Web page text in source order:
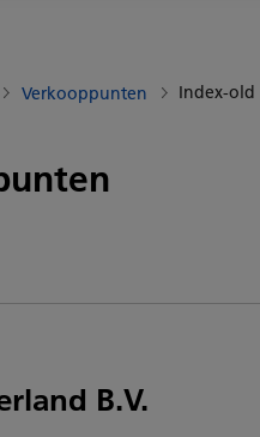
Verkooppunten Index-old
B.V.